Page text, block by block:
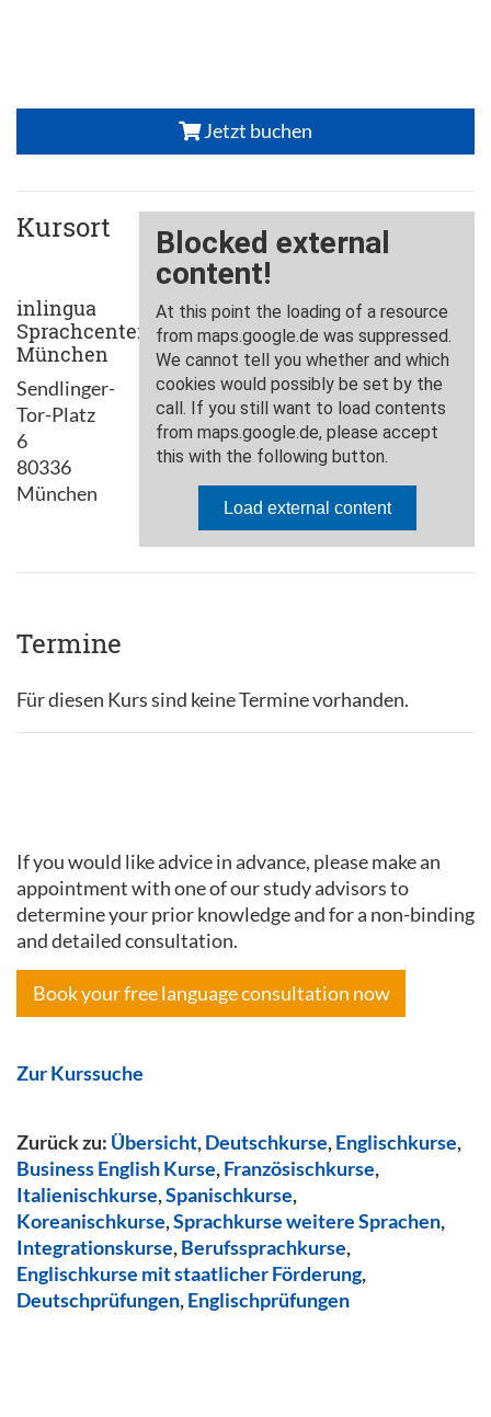
Jetzt buchen
Kursort
inlingua
Sprachcenter
München
Sendlinger-
Tor-Platz
6
80336
München
Termine
Für diesen Kurs sind keine Termine vorhanden.
If you would like advice in advance, please make an
appointment with one of our study advisors to
determine your prior knowledge and for a non-binding
and detailed consultation.
Book your free language consultation now
Zur Kurssuche
Zurück zu: Übersicht,Deutschkurse,Englischkurse,
Business English Kurse,Französischkurse,
Italienischkurse,Spanischkurse,
Koreanischkurse,Sprachkurse weitere Sprachen,
Integrationskurse,Berufssprachkurse,
Englischkurse mit staatlicher Förderung,
Deutschprüfungen,Englischprüfungen